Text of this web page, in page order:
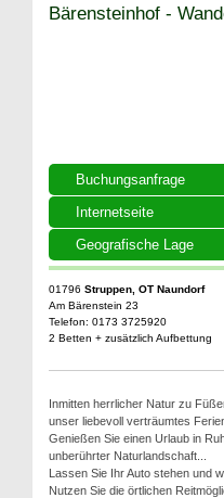
Buchungsanfrage
Internetseite
Geografische Lage
Bärensteinhof -
01796 Struppen, OT Naundorf
Am Bärenstein 23
Telefon: 0173 3725920
2 Betten + zusätzlich Aufbettung
Inmitten herrlicher Natur zu
unser liebevoll verträumtes
Genießen Sie einen Urlaub in
unberührter Naturlandschaft...
Lassen Sie Ihr Auto stehen und
Nutzen Sie die örtlichen